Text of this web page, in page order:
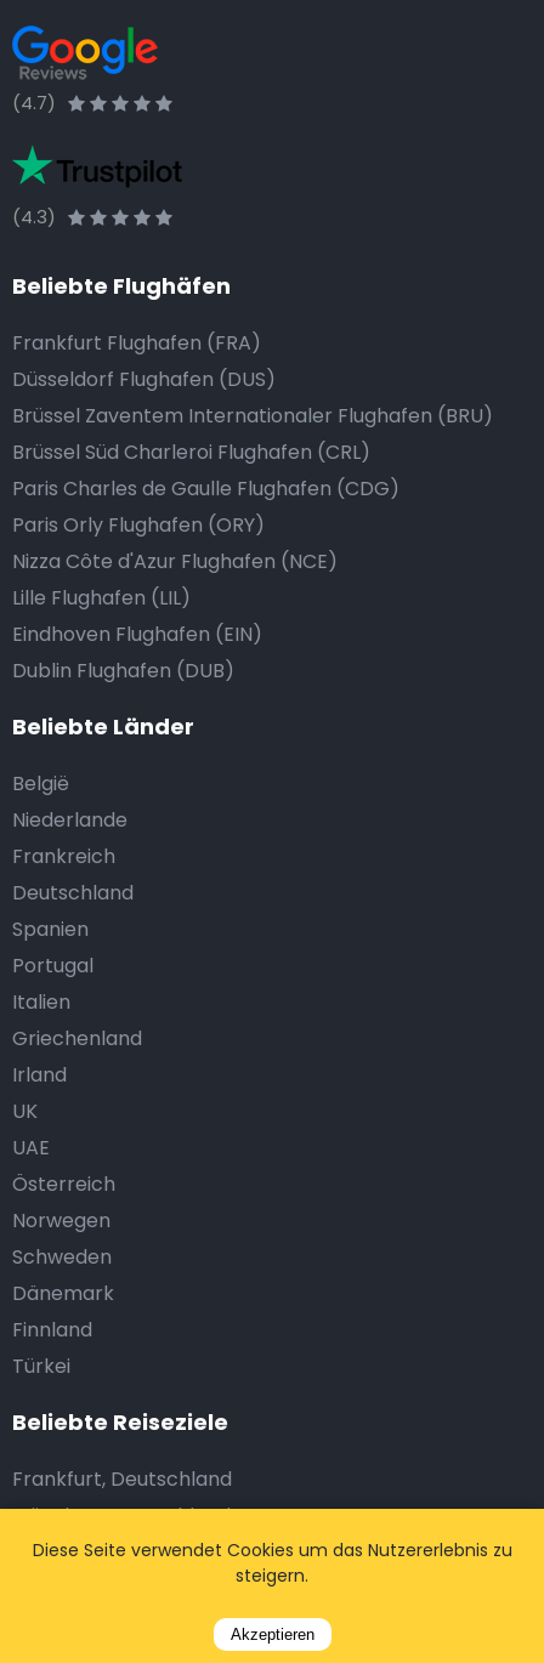
(4.7)
(4.3)
Beliebte Flughäfen
Frankfurt Flughafen (FRA)
Düsseldorf Flughafen (DUS)
Brüssel Zaventem Internationaler Flughafen (BRU)
Brüssel Süd Charleroi Flughafen (CRL)
Paris Charles de Gaulle Flughafen (CDG)
Paris Orly Flughafen (ORY)
Nizza Côte d'Azur Flughafen (NCE)
Lille Flughafen (LIL)
Eindhoven Flughafen (EIN)
Dublin Flughafen (DUB)
Beliebte Länder
België
Niederlande
Frankreich
Deutschland
Spanien
Portugal
Italien
Griechenland
Irland
UK
UAE
Österreich
Norwegen
Schweden
Dänemark
Finnland
Türkei
Beliebte Reiseziele
Frankfurt, Deutschland
München, Deutschland
Dublin, Irland
Amsterdam, Niederlande
Diese Seite verwendet Cookies um das Nutzererlebnis zu
steigern.
Akzeptieren